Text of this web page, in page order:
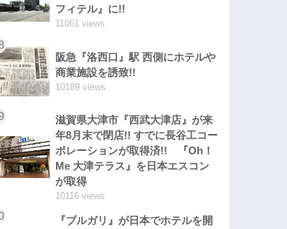
フィテル』に!!
11061 views
阪急『洛西口』駅 西側にホテルや
商業施設を誘致!!
10189 views
滋賀県大津市『西武大津店』が来
年8月末で閉店!! すでに長谷工コー
ポレーションが取得済!! 『Oh！
Me 大津テラス』を日本エスコン
が取得
10116 views
『ブルガリ』が日本でホテルを開